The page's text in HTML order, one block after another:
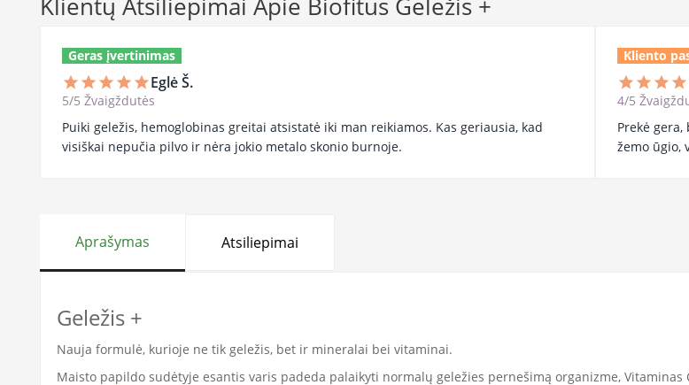
Klientų Atsiliepimai Apie Biofitus Geležis +
Geras įvertinimas
star star star star starEglė Š.
5/5 Žvaigždutės
Puiki geležis, hemoglobinas greitai atsistatė iki man reikiamos. Kas geriausia, kad
visiškai nepučia pilvo ir nėra jokio metalo skonio burnoje.
Kliento
star star star star
4/5
Prekė
žemo ūgio,
Aprašymas Atsiliepimai
Geležis +
Nauja formulė, kurioje ne tik geležis, bet ir mineralai bei vitaminai.
Maisto papildo sudėtyje esantis varis padeda palaikyti normalų geležies pernešimą organizme, Vitaminas